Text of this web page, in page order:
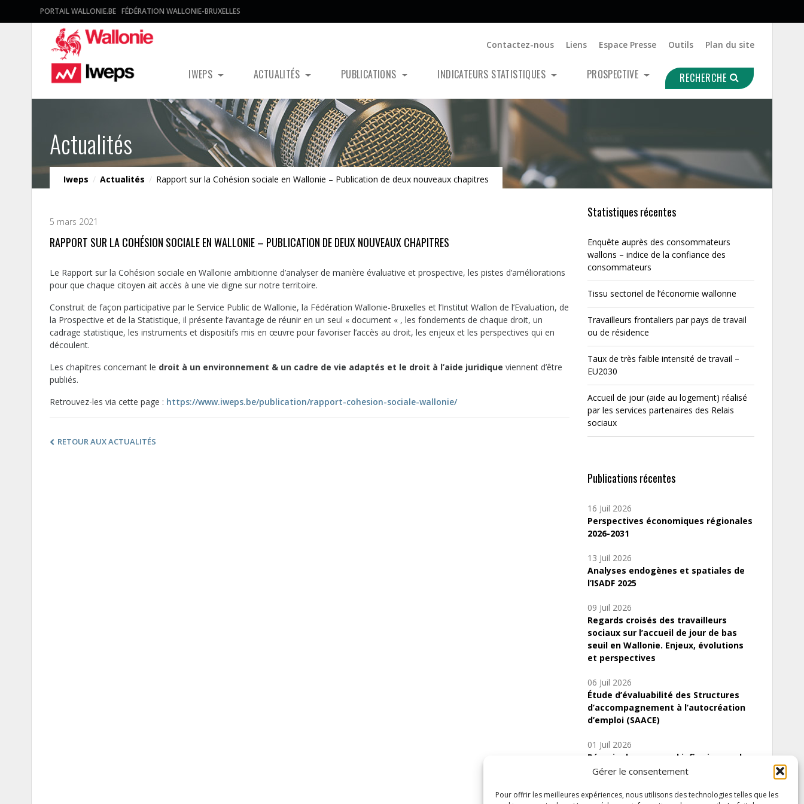
Gérer le consentement
Pour offrir les meilleures expériences, nous utilisons des technologies telles que les
PORTAIL WALLONIE.BE FÉDÉRATION WALLONIE-BRUXELLES
Contactez-nous Liens Espace Presse Outils Plan du site
IWEPS ACTUALITÉS PUBLICATIONS INDICATEURS STATISTIQUES PROSPECTIVE RECHERCHE
Actualités
Iweps / Actualités / Rapport sur la Cohésion sociale en Wallonie – Publication de deux nouveaux chapitres
5 mars 2021
RAPPORT SUR LA COHÉSION SOCIALE EN WALLONIE – PUBLICATION DE DEUX NOUVEAUX CHAPITRES
Le Rapport sur la Cohésion sociale en Wallonie ambitionne d’analyser de manière évaluative et prospective, les pistes d’améliorations
pour que chaque citoyen ait accès à une vie digne sur notre territoire.
Construit de façon participative par le Service Public de Wallonie, la Fédération Wallonie-Bruxelles et l’Institut Wallon de l’Evaluation, de
la Prospective et de la Statistique, il présente l’avantage de réunir en un seul « document « , les fondements de chaque droit, un
cadrage statistique, les instruments et dispositifs mis en œuvre pour favoriser l’accès au droit, les enjeux et les perspectives qui en
découlent.
Les chapitres concernant le droit à un environnement & un cadre de vie adaptés et le droit à l’aide juridique viennent d’être
publiés.
Retrouvez-les via cette page : https://www.iweps.be/publication/rapport-cohesion-sociale-wallonie/
RETOUR AUX ACTUALITÉS
Statistiques récentes
Enquête auprès des consommateurs
wallons – indice de la confiance des
consommateurs
Tissu sectoriel de l’économie wallonne
Travailleurs frontaliers par pays de travail
ou de résidence
Taux de très faible intensité de travail –
EU2030
Accueil de jour (aide au logement) réalisé
par les services partenaires des Relais
sociaux
Publications récentes
16 Juil 2026
Perspectives économiques régionales
2026-2031
13 Juil 2026
Analyses endogènes et spatiales de
l’ISADF 2025
09 Juil 2026
Regards croisés des travailleurs
sociaux sur l’accueil de jour de bas
seuil en Wallonie. Enjeux, évolutions
et perspectives
06 Juil 2026
Étude d’évaluabilité des Structures
d’accompagnement à l’autocréation
d’emploi (SAACE)
01 Juil 2026
Pénurie du personnel infirmier :quels
indicateurs d’offre de soins pour